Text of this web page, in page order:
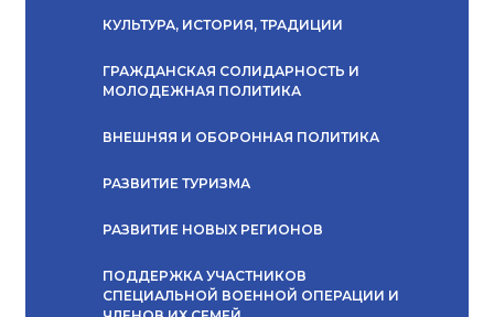
КУЛЬТУРА, ИСТОРИЯ, ТРАДИЦИИ
ГРАЖДАНСКАЯ СОЛИДАРНОСТЬ И
МОЛОДЕЖНАЯ ПОЛИТИКА
ВНЕШНЯЯ И ОБОРОННАЯ ПОЛИТИКА
РАЗВИТИЕ ТУРИЗМА
РАЗВИТИЕ НОВЫХ РЕГИОНОВ
ПОДДЕРЖКА УЧАСТНИКОВ
СПЕЦИАЛЬНОЙ ВОЕННОЙ ОПЕРАЦИИ И